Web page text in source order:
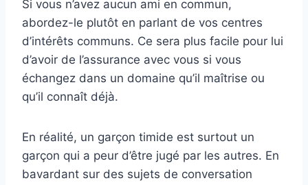
Si vous n’avez aucun ami en commun,
abordez-le plutôt en parlant de vos centres
d’intérêts communs. Ce sera plus facile pour lui
d’avoir de l’assurance avec vous si vous
échangez dans un domaine qu’il maîtrise ou
qu’il connaît déjà.
En réalité, un garçon timide est surtout un
garçon qui a peur d’être jugé par les autres. En
bavardant sur des sujets de conversation